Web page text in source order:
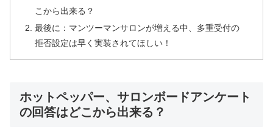
こから出来る？
最後に：マンツーマンサロンが増える中、多重受付の
拒否設定は早く実装されてほしい！
ホットペッパー、サロンボードアンケート
の回答はどこから出来る？